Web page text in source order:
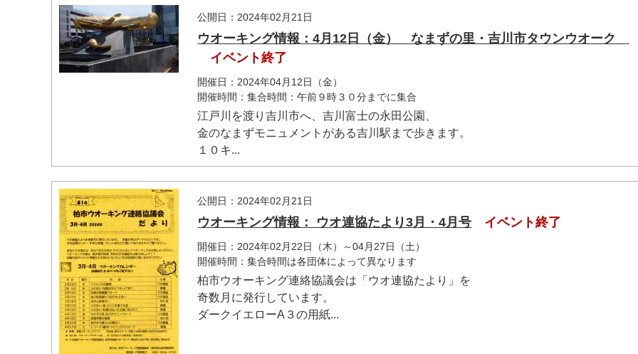
公開日：2024年02月21日
ウオーキング情報：4月12日（金） なまずの里・吉川市タウンウオーク
イベント終了
開催日：2024年04月12日（金）
開催時間：集合時間：午前９時３０分までに集合
江戸川を渡り吉川市へ、吉川富士の永田公園、
金のなまずモニュメントがある吉川駅まで歩きます。
１０キ...
公開日：2024年02月21日
ウオーキング情報： ウオ連協たより3月・4月号 イベント終了
開催日：2024年02月22日（木）～04月27日（土）
開催時間：集合時間は各団体によって異なります
柏市ウオーキング連絡協議会は「ウオ連協たより」を
奇数月に発行しています。
ダークイエローA３の用紙...